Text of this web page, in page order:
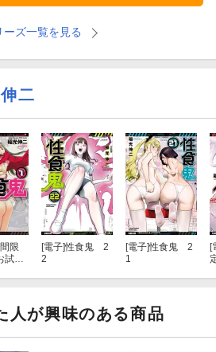
ーズ一覧を見る
二
間限
試し
[電子]性食鬼 2
2
[電子]性食鬼 2
1
[
人が興味のある商品